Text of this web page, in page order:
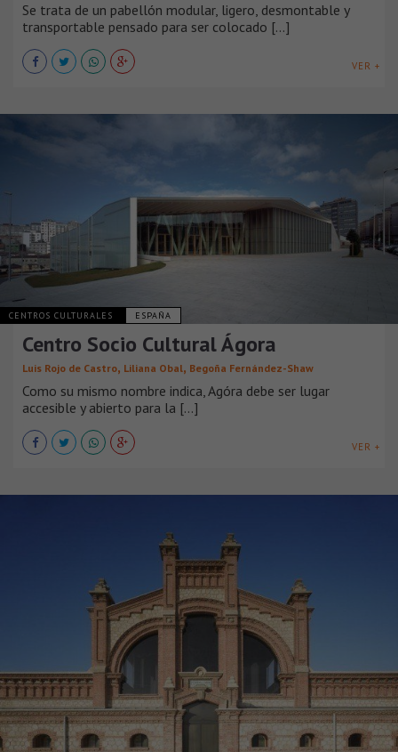
Se trata de un pabellón modular, ligero, desmontable y
transportable pensado para ser colocado [...]
VER +
CENTROS CULTURALES ESPAÑA
Centro Socio Cultural Ágora
Luis Rojo de Castro, Liliana Obal, Begoña Fernández-Shaw
Como su mismo nombre indica, Agóra debe ser lugar
accesible y abierto para la [...]
VER +